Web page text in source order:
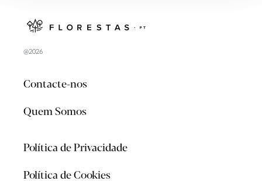
@2026
Contacte-nos
Quem Somos
Política de Privacidade
Política de Cookies